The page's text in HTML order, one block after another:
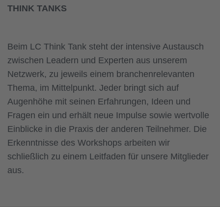
THINK TANKS
Beim LC Think Tank steht der intensive Austausch
zwischen Leadern und Experten aus unserem
Netzwerk, zu jeweils einem branchenrelevanten
Thema, im Mittelpunkt. Jeder bringt sich auf
Augenhöhe mit seinen Erfahrungen, Ideen und
Fragen ein und erhält neue Impulse sowie wertvolle
Einblicke in die Praxis der anderen Teilnehmer. Die
Erkenntnisse des Workshops arbeiten wir
schließlich zu einem Leitfaden für unsere Mitglieder
aus.